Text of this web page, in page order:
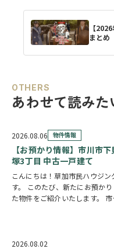
【
まとめ
OTHERS
あわせて読みた
2026.08.06 物件情報
【お預かり情報】市川市下
塚3丁目 中古一戸建て
こんにちは！草加市民ハウジン
す。 このたび、新たにお預かり
た物件をご紹介いたします。 市
https://
2026.08.02